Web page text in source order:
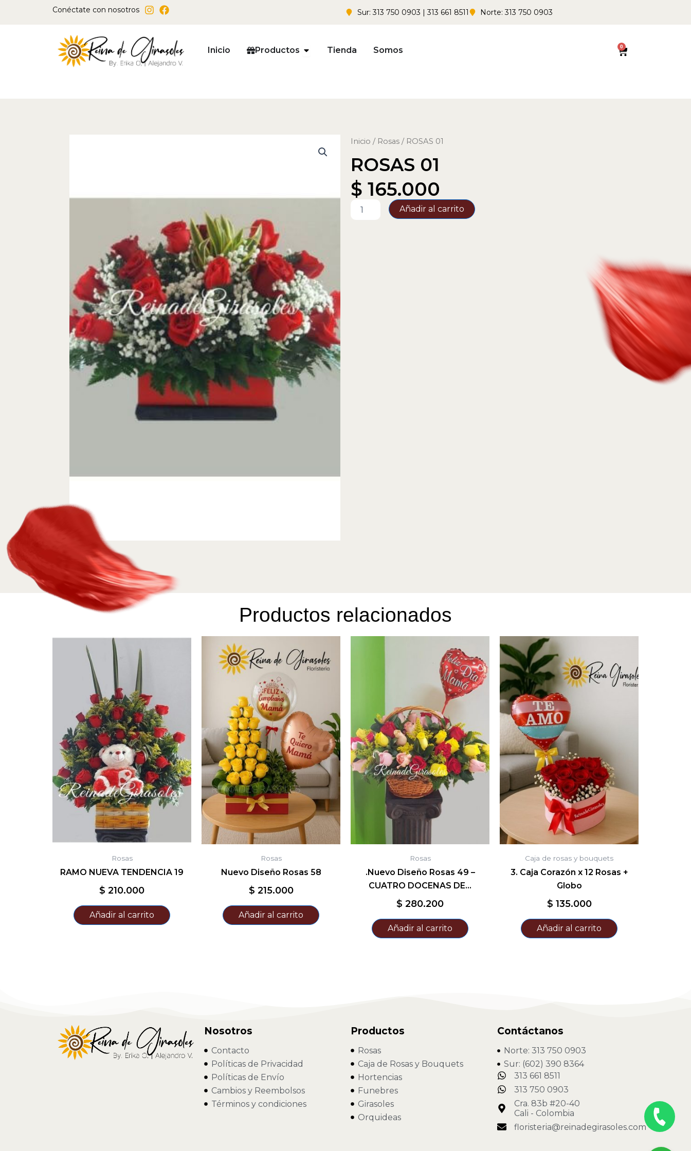
Conéctate con nosotros Sur: 313 750 0903 | 313 661 8511 Norte: 313 750 0903
Inicio Productos Open Productos
Tienda Somos 0
Cart
Inicio / Rosas / ROSAS 01
ROSAS 01
$ 165.000
Añadir al carrito
Productos relacionados
Rosas
RAMO NUEVA TENDENCIA 19
$ 210.000
Añadir al carrito
Rosas
Nuevo Diseño Rosas 58
$ 215.000
Añadir al carrito
Rosas
.Nuevo Diseño Rosas 49 –
CUATRO DOCENAS DE…
$ 280.200
Añadir al carrito
Caja de rosas y bouquets
3. Caja Corazón x 12 Rosas +
Globo
$ 135.000
Añadir al carrito
Nosotros
Contacto
Políticas de Privacidad
Políticas de Envío
Cambios y Reembolsos
Términos y condiciones
Productos
Rosas
Caja de Rosas y Bouquets
Hortencias
Funebres
Girasoles
Orquideas
Contáctanos
Norte: 313 750 0903
Sur: (602) 390 8364
313 661 8511
313 750 0903
Cra. 83b #20-40
Cali - Colombia
floristeria@reinadegirasoles.com